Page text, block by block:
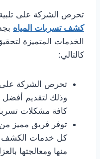
تحرص الشركة على
كشف تسربات المياه
الخدمات المتميزة
كالتالي:
تحرص الشركة على
وذلك لتقديم
كافة مشكلات
توفر فريق مميز من
كل خدمات الكشف
منها ومعالجتها